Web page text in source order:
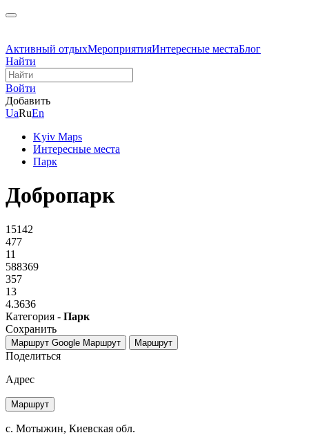
Активный отдыхМероприятияИнтересные местаБлог
Найти
Войти
Добавить
UaRuEn
Kyiv Maps
Интересные места
Парк
Добропарк
15142
477
11
588369
357
13
4.3636
Категория - Парк
Сохранить
Маршрут Google Маршрут Маршрут
Поделиться
Адрес
Маршрут
с. Мотыжин, Киевская обл.